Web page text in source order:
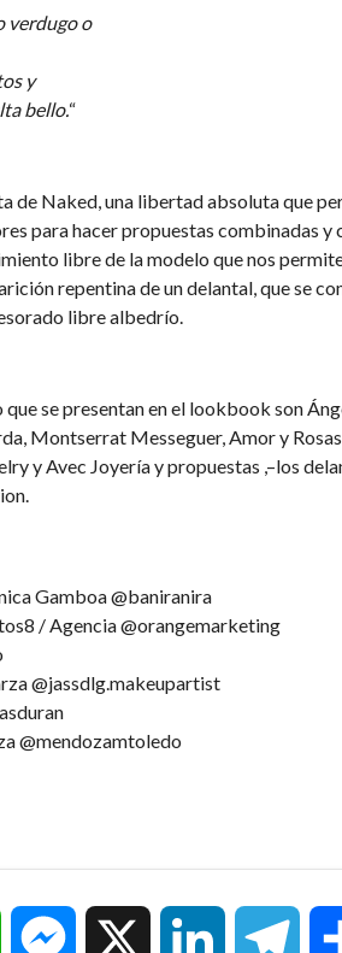
verdugo o
y
bello.“
de Naked, una libertad absoluta que
para hacer propuestas combinadas y
libre de la modelo que nos
repentina de un delantal, que se
libre albedrío.
se presentan en el lookbook son
Montserrat Messeguer, Amor y
y Avec Joyería y propuestas ,–los
Gamboa @baniranira
/ Agencia @orangemarketing
@jassdlg.makeupartist
@mendozamtoledo
WhatsAppMessenger LinkedIn